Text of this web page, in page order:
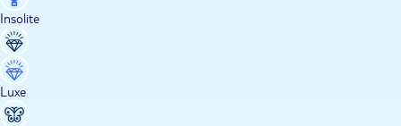
Insolite
Luxe